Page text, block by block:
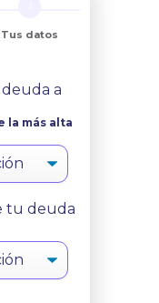
Tus datos
a
la más alta
tu deuda